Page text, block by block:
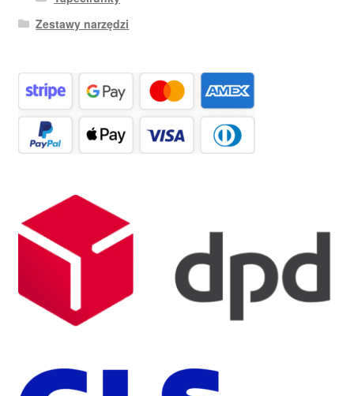
Zestawy narzędzi